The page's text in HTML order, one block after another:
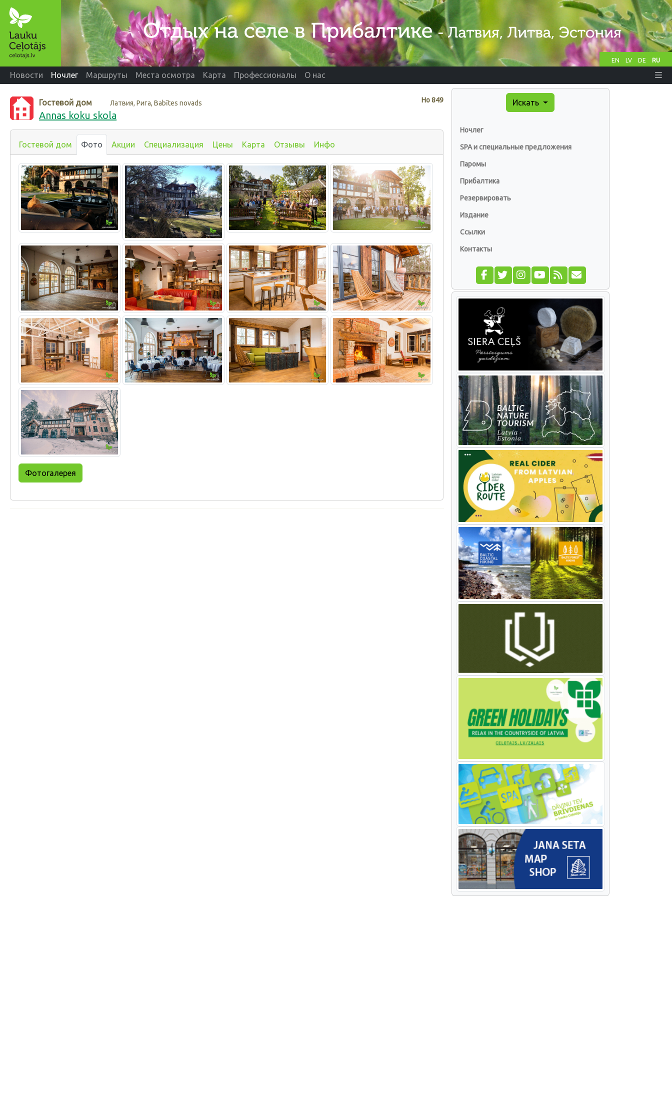
EN LV DE RU
Новости Ночлег Маршруты Места осмотра Карта Профессионалы О нас
Нo849
Гостевой дом Латвия, Рига, Babītes novads
Annas koku skola
Гостевой дом Фото Акции Специализация Цены Карта Отзывы Инфо
Фотогалерея
Искать
Ночлег
SPA и специальные предложения
Паромы
Прибалтика
Резервировать
Издание
Ссылки
Контакты